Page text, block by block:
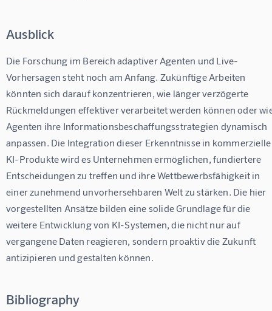
Ausblick
Die Forschung im Bereich adaptiver Agenten und Live-
Vorhersagen steht noch am Anfang. Zukünftige Arbeiten
könnten sich darauf konzentrieren, wie länger verzögerte
Rückmeldungen effektiver verarbeitet werden können oder
Agenten ihre Informationsbeschaffungsstrategien dynamisch
anpassen. Die Integration dieser Erkenntnisse in
KI-Produkte wird es Unternehmen ermöglichen, fundiertere
Entscheidungen zu treffen und ihre Wettbewerbsfähigkeit in
einer zunehmend unvorhersehbaren Welt zu stärken. Die hier
vorgestellten Ansätze bilden eine solide Grundlage für die
weitere Entwicklung von KI-Systemen, die nicht nur auf
vergangene Daten reagieren, sondern proaktiv die Zukunft
antizipieren und gestalten können.
Bibliography